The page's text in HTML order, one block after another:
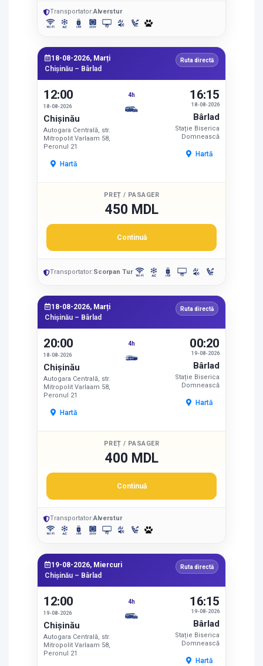
Transportator:Alverstur
18-08-2026, Marți
Chișinău – Bârlad
Ruta directă
12:00
18-08-2026
Chișinău
Autogara Centrală, str.
Mitropolit Varlaam 58,
Peronul 21
Hartă
4h
18-08-2026
16:15
Bârlad
Stație Biserica
Domnească
Hartă
PREȚ / PASAGER
450 MDL
Continuă
Transportator:Scorpan Tur
18-08-2026, Marți
Chișinău – Bârlad
Ruta directă
20:00
18-08-2026
Chișinău
Autogara Centrală, str.
Mitropolit Varlaam 58,
Peronul 21
Hartă
4h
19-08-2026
00:20
Bârlad
Stație Biserica
Domnească
Hartă
PREȚ / PASAGER
400 MDL
Continuă
Transportator:Alverstur
19-08-2026, Miercuri
Chișinău – Bârlad
Ruta directă
12:00
19-08-2026
Chișinău
Autogara Centrală, str.
Mitropolit Varlaam 58,
Peronul 21
4h
19-08-2026
16:15
Bârlad
Stație Biserica
Domnească
Hartă